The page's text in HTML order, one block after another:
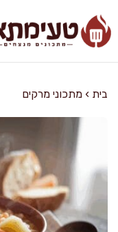
לתוכן
בית › מתכוני מרקים